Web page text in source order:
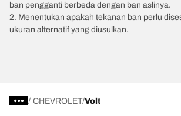
ban pengganti berbeda dengan ban aslinya.
2. Menentukan apakah tekanan ban perlu
ukuran alternatif yang diusulkan.
/ CHEVROLET Volt